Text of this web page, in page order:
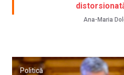
Ana-Maria
Politică